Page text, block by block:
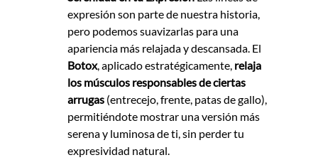
expresión son parte de nuestra historia,
pero podemos suavizarlas para una
apariencia más relajada y descansada. El
Botox, aplicado estratégicamente, relaja
los músculos responsables de ciertas
arrugas (entrecejo, frente, patas de gallo),
permitiéndote mostrar una versión más
serena y luminosa de ti, sin perder tu
expresividad natural.